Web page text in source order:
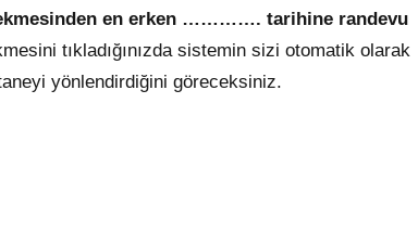
en erken …………. tarihine randevu
tıkladığınızda sistemin sizi otomatik olarak
yönlendirdiğini göreceksiniz.